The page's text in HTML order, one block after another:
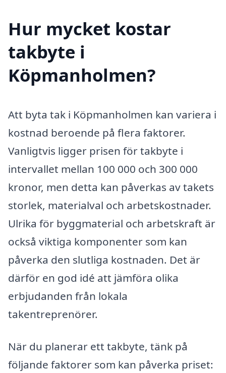
Hur mycket kostar
takbyte i
Köpmanholmen?
Att byta tak i Köpmanholmen kan variera i
kostnad beroende på flera faktorer.
Vanligtvis ligger prisen för takbyte i
intervallet mellan 100 000 och 300 000
kronor, men detta kan påverkas av takets
storlek, materialval och arbetskostnader.
Ulrika för byggmaterial och arbetskraft är
också viktiga komponenter som kan
påverka den slutliga kostnaden. Det är
därför en god idé att jämföra olika
erbjudanden från lokala
takentreprenörer.
När du planerar ett takbyte, tänk på
följande faktorer som kan påverka priset: